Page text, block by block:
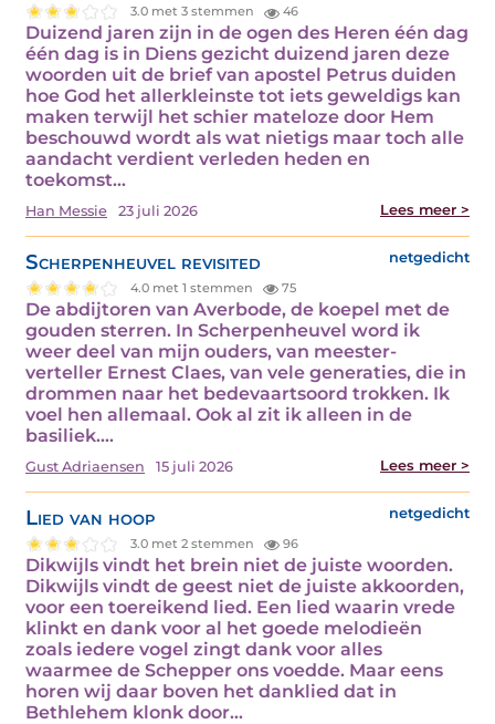
3.0 met 3 stemmen 46
Duizend jaren zijn in de ogen des Heren één dag
één dag is in Diens gezicht duizend jaren deze
woorden uit de brief van apostel Petrus duiden
hoe God het allerkleinste tot iets geweldigs kan
maken terwijl het schier mateloze door Hem
beschouwd wordt als wat nietigs maar toch alle
aandacht verdient verleden heden en
toekomst…
Han Messie 23 juli 2026 Lees meer >
Scherpenheuvel revisited netgedicht
4.0 met 1 stemmen 75
De abdijtoren van Averbode, de koepel met de
gouden sterren. In Scherpenheuvel word ik
weer deel van mijn ouders, van meester-
verteller Ernest Claes, van vele generaties, die in
drommen naar het bedevaartsoord trokken. Ik
voel hen allemaal. Ook al zit ik alleen in de
basiliek.…
Gust Adriaensen 15 juli 2026 Lees meer >
Lied van hoop netgedicht
3.0 met 2 stemmen 96
Dikwijls vindt het brein niet de juiste woorden.
Dikwijls vindt de geest niet de juiste akkoorden,
voor een toereikend lied. Een lied waarin vrede
klinkt en dank voor al het goede melodieën
zoals iedere vogel zingt dank voor alles
waarmee de Schepper ons voedde. Maar eens
horen wij daar boven het danklied dat in
Bethlehem klonk door…